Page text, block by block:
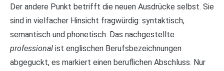
Der andere Punkt betrifft die neuen Ausdrücke selbst. Sie
sind in vielfacher Hinsicht fragwürdig: syntaktisch,
semantisch und phonetisch. Das nachgestellte
professional ist englischen Berufsbezeichnungen
abgeguckt, es markiert einen beruflichen Abschluss. Nur